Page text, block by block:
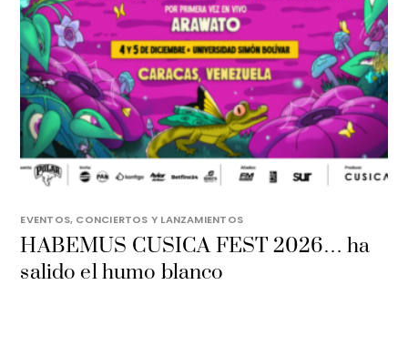
EVENTOS, CONCIERTOS Y LANZAMIENTOS
HABEMUS CUSICA FEST 2026… ha
salido el humo blanco